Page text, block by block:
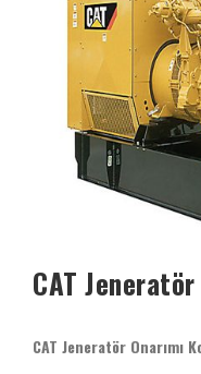
CAT Jeneratör
CAT Jeneratör Onarımı